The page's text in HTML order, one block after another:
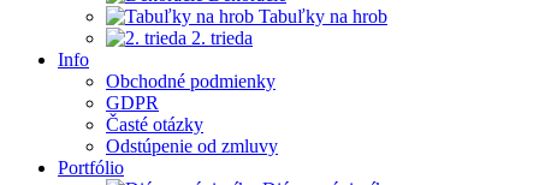
Tabuľky na hrob
2. trieda
Info
Obchodné podmienky
GDPR
Časté otázky
Odstúpenie od zmluvy
Portfólio